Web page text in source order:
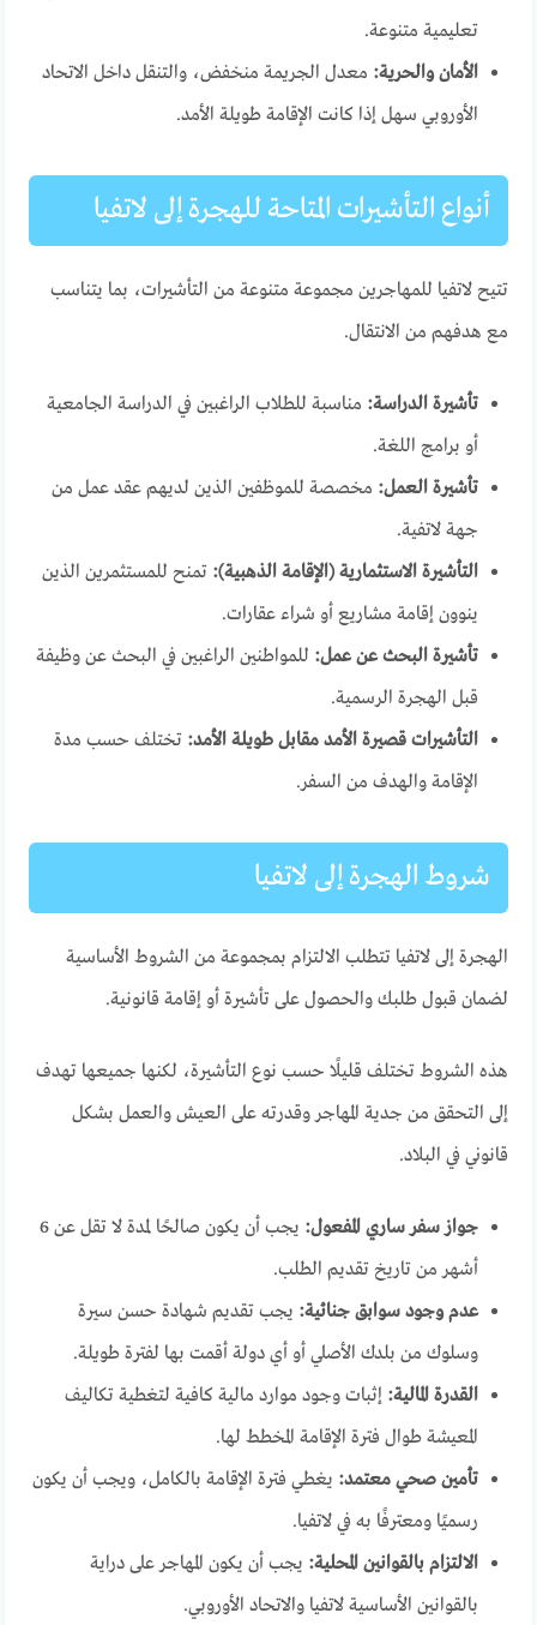
تعليمية متنوعة.
الأمان والحرية: معدل الجريمة منخفض، والتنقل داخل الاتحاد
الأوروبي سهل إذا كانت الإقامة طويلة الأمد.
أنواع التأشيرات المتاحة للهجرة إلى لاتفيا
تتيح لاتفيا للمهاجرين مجموعة متنوعة من التأشيرات، بما يتناسب
مع هدفهم من الانتقال.
تأشيرة الدراسة: مناسبة للطلاب الراغبين في الدراسة الجامعية
أو برامج اللغة.
تأشيرة العمل: مخصصة للموظفين الذين لديهم عقد عمل من
جهة لاتفية.
التأشيرة الاستثمارية (الإقامة الذهبية): تمنح للمستثمرين الذين
ينوون إقامة مشاريع أو شراء عقارات.
تأشيرة البحث عن عمل: للمواطنين الراغبين في البحث عن وظيفة
قبل الهجرة الرسمية.
التأشيرات قصيرة الأمد مقابل طويلة الأمد: تختلف حسب مدة
الإقامة والهدف من السفر.
شروط الهجرة إلى لاتفيا
الهجرة إلى لاتفيا تتطلب الالتزام بمجموعة من الشروط الأساسية
لضمان قبول طلبك والحصول على تأشيرة أو إقامة قانونية.
هذه الشروط تختلف قليلًا حسب نوع التأشيرة، لكنها جميعها تهدف
إلى التحقق من جدية المهاجر وقدرته على العيش والعمل بشكل
قانوني في البلاد.
جواز سفر ساري المفعول:
يجب أن يكون صالحًا لمدة لا تقل عن 6
أشهر من تاريخ تقديم الطلب.
عدم وجود سوابق جنائية: يجب تقديم شهادة حسن سيرة
وسلوك من بلدك الأصلي أو أي دولة أقمت بها لفترة طويلة.
القدرة المالية: إثبات وجود موارد مالية كافية لتغطية تكاليف
المعيشة طوال فترة الإقامة المخطط لها.
تأمين صحي معتمد: يغطي فترة الإقامة بالكامل، ويجب أن يكون
رسميًا ومعترفًا به في لاتفيا.
الالتزام بالقوانين المحلية: يجب أن يكون المهاجر على دراية
بالقوانين الأساسية لاتفيا والاتحاد الأوروبي.